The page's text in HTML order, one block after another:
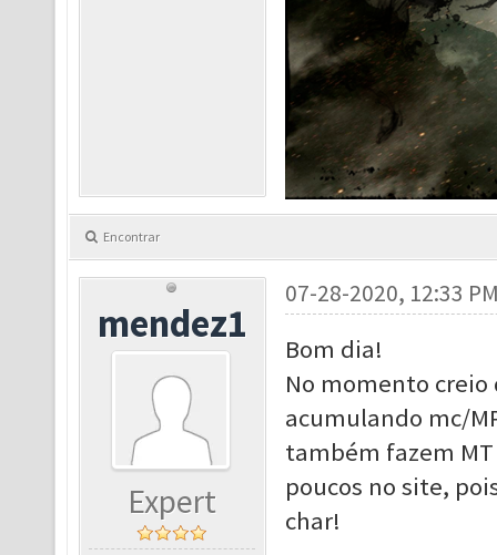
Encontrar
mendez1
Expert
07-28-2020, 12:33
Bom dia!
No momento creio
acumulando mc/
também fazem
poucos no site,
char!